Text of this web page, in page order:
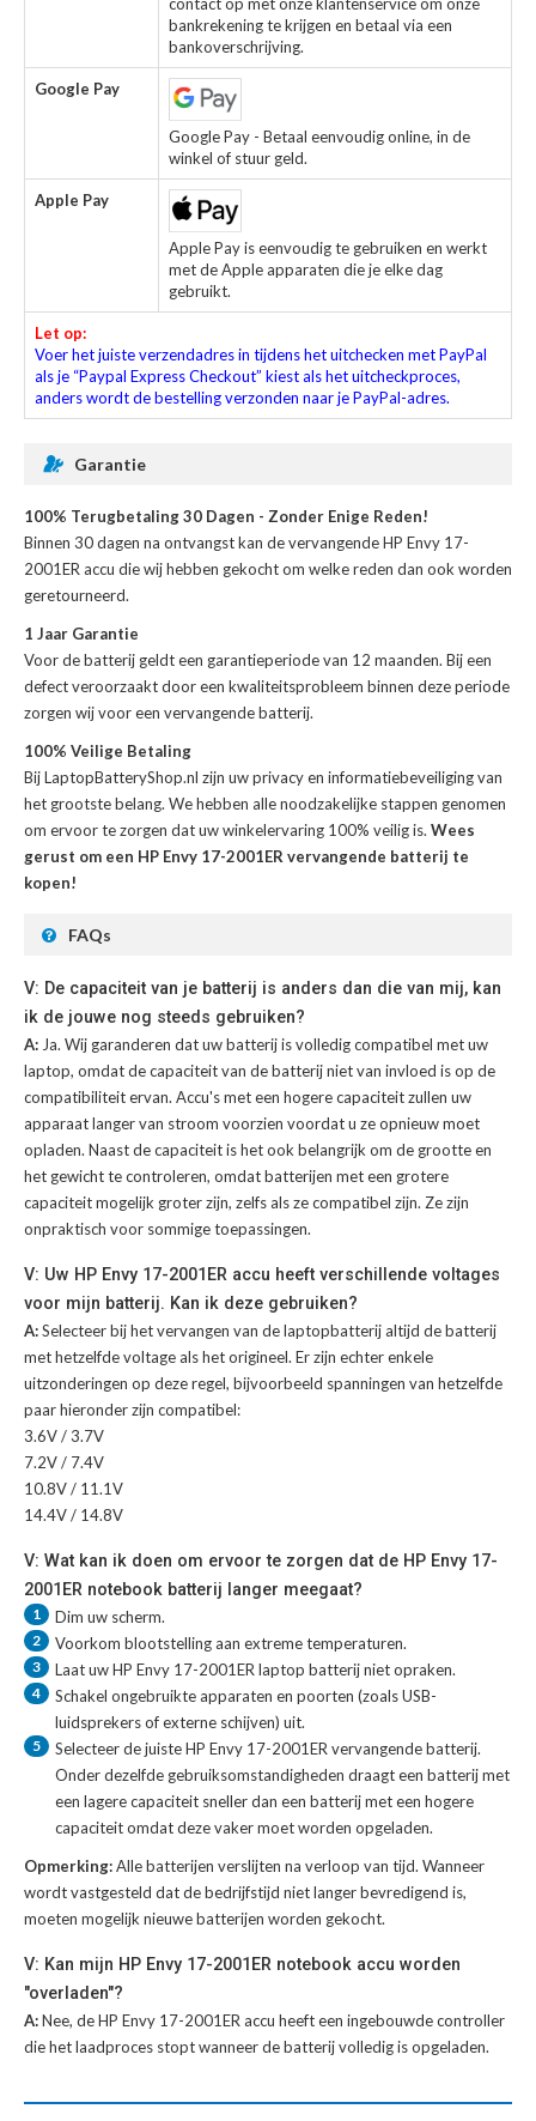
bankrekening te krijgen en betaal via een
bankoverschrijving.
Google Pay
Google Pay - Betaal eenvoudig online, in de
winkel of stuur geld.
Apple Pay
Apple Pay is eenvoudig te gebruiken en werkt
met de Apple apparaten die je elke dag
gebruikt.
Let op:
Voer het juiste verzendadres in tijdens het uitchecken met PayPal
als je “Paypal Express Checkout” kiest als het uitcheckproces,
anders wordt de bestelling verzonden naar je PayPal-adres.
Garantie
100% Terugbetaling 30 Dagen - Zonder Enige Reden!
Binnen 30 dagen na ontvangst kan devervangende HP Envy 17-
2001ER accu die wij hebben gekocht om welke reden dan ook worden
geretourneerd.
1 Jaar Garantie
Voor debatterij geldt een garantieperiode van 12 maanden. Bij een
defect veroorzaakt door een kwaliteitsprobleem binnen deze periode
zorgen wij voor een vervangende batterij.
100% Veilige Betaling
Bij LaptopBatteryShop.nl zijn uw privacy en informatiebeveiliging van
het grootste belang. We hebben alle noodzakelijke stappen genomen
om ervoor te zorgen dat uw winkelervaring 100% veilig is. Wees
gerust om een HP Envy 17-2001ER vervangende batterij te
kopen!
FAQs
V: De capaciteit van je batterij is anders dan die van mij, kan
ik de jouwe nog steeds gebruiken?
A: Ja. Wij garanderen dat uw batterij is volledig compatibel met uw
laptop, omdat de capaciteit van de batterij niet van invloed is op de
compatibiliteit ervan. Accu's met een hogere capaciteit zullen uw
apparaat langer van stroom voorzien voordat u ze opnieuw moet
opladen. Naast de capaciteit is het ook belangrijk om de grootte en
het gewicht te controleren, omdat batterijen met een grotere
capaciteit mogelijk groter zijn, zelfs als ze compatibel zijn. Ze zijn
onpraktisch voor sommige toepassingen.
V: Uw HP Envy 17-2001ER accu heeft verschillende voltages
voor mijn batterij. Kan ik deze gebruiken?
A:Selecteer bij het vervangen van de laptopbatterij altijd de batterij
met hetzelfde voltage als het origineel. Er zijn echter enkele
uitzonderingen op deze regel, bijvoorbeeld spanningen van hetzelfde
paar hieronder zijn compatibel:
3.6V / 3.7V
7.2V / 7.4V
10.8V / 11.1V
14.4V / 14.8V
V: Wat kan ik doen om ervoor te zorgen dat de HP Envy 17-
2001ER notebook batterij langer meegaat?
1 Dim uw scherm.
2 Voorkom blootstelling aan extreme temperaturen.
3 Laat uwHP Envy 17-2001ER laptop batterijniet opraken.
4
Schakel ongebruikte apparaten en poorten (zoals USB-
luidsprekers of externe schijven) uit.
5 Selecteer de juisteHP Envy 17-2001ER vervangende batterij.
Onder dezelfde gebruiksomstandigheden draagt een batterij met
een lagere capaciteit sneller dan een batterij met een hogere
capaciteit omdat deze vaker moet worden opgeladen.
Opmerking:Alle batterijen verslijten na verloop van tijd. Wanneer
wordt vastgesteld dat de bedrijfstijd niet langer bevredigend is,
moeten mogelijk nieuwe batterijen worden gekocht.
V: Kan mijn HP Envy 17-2001ER notebook accu worden
"overladen"?
A:Nee, de HP Envy 17-2001ER accu heeft een ingebouwde controller
die het laadproces stopt wanneer de batterij volledig is opgeladen.